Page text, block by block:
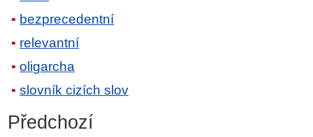
bezprecedentní
relevantní
oligarcha
slovník cizích slov
Předchozí